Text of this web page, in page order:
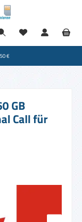
€
GB
Call für